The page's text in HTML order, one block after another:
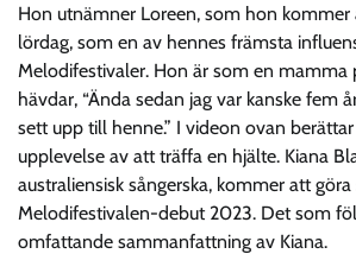
Hon utnämner Loreen, som hon
lördag, som en av hennes främsta
Melodifestivaler. Hon är som en mamma
hävdar, “Ända sedan jag var kanske fem
sett upp till henne.” I videon ovan
upplevelse av att träffa en hjälte. Kiana
australiensisk sångerska, kommer att göra
Melodifestivalen-debut 2023. Det som
omfattande sammanfattning av Kiana.